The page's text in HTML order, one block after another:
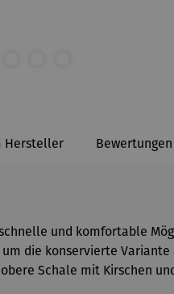
Hersteller Bewertungen
und komfortable
die konservierte
Schale mit Kirschen